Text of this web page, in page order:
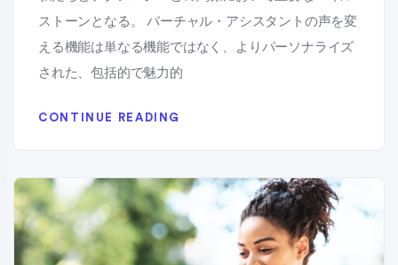
ストーンとなる。 バーチャル・アシスタントの声を変
える機能は単なる機能ではなく、よりパーソナライズ
された、包括的で魅力的
CONTINUE READING